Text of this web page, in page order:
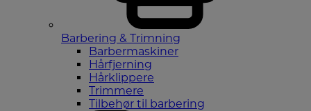
Barbering & Trimning
Barbermaskiner
Hårfjerning
Hårklippere
Trimmere
Tilbehør til barbering